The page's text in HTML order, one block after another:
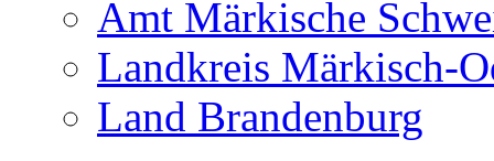
Amt Märkische
Landkreis Märkisch-
Land Brandenburg